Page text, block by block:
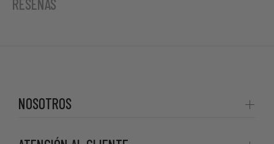
RESEÑAS
NOSOTROS